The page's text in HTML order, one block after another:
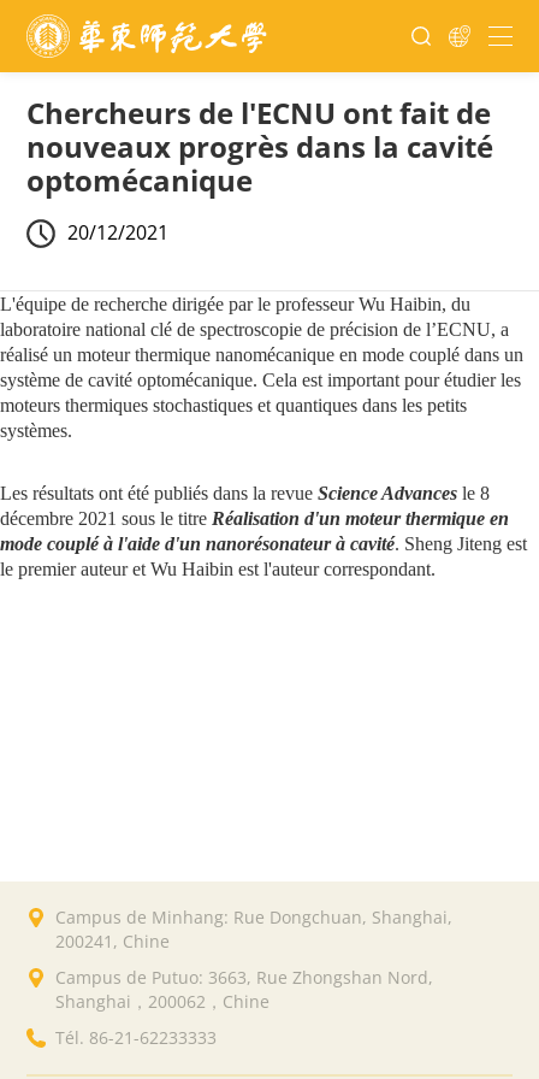
Chercheurs de l'ECNU ont fait de
nouveaux progrès dans la cavité
optomécanique
20/12/2021
L'équipe de recherche dirigée par le professeur Wu Haibin, du
laboratoire national clé de spectroscopie de précision de l’ECNU, a
réalisé un moteur thermique nanomécanique en mode couplé dans un
système de cavité optomécanique. Cela est important pour étudier les
moteurs thermiques stochastiques et quantiques dans les petits
systèmes.
Les résultats ont été publiés dans la revue Science Advances le 8
décembre 2021 sous le titre Réalisation d'un moteur thermique en
mode couplé à l'aide d'un nanorésonateur à cavité. Sheng Jiteng est
le premier auteur et Wu Haibin est l'auteur correspondant.
Campus de Minhang: Rue Dongchuan, Shanghai,
200241, Chine
Campus de Putuo: 3663, Rue Zhongshan Nord,
Shanghai，200062，Chine
Tél. 86-21-62233333